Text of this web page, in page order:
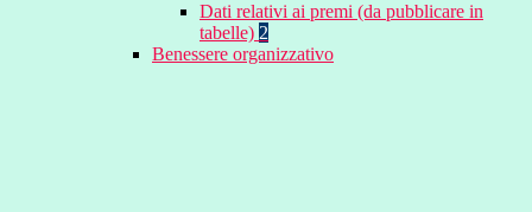
Dati relativi ai premi (da pubblicare in
tabelle) 2
Benessere organizzativo